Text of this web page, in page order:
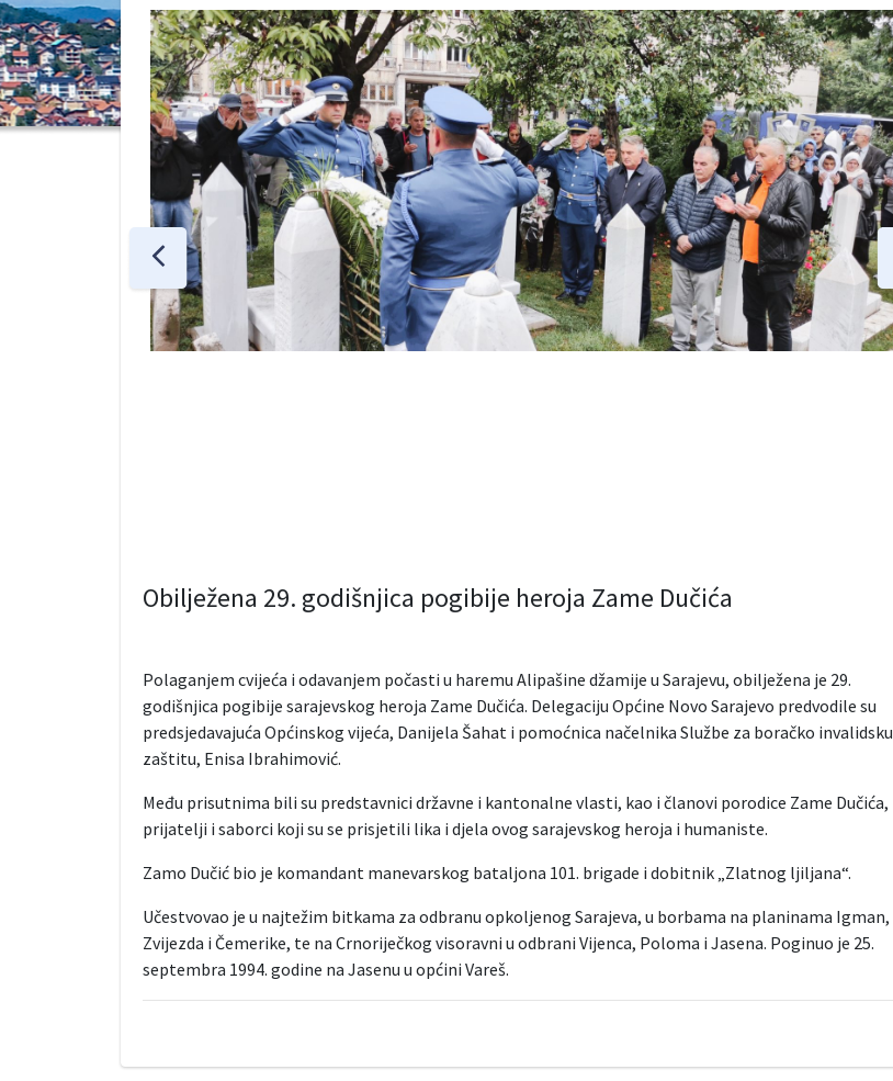
Obilježena 29. godišnjica pogibije heroja Zame Dučića
Polaganjem cvijeća i odavanjem počasti u haremu Alipašine džamije u Sarajevu, obilježena je 29.
godišnjica pogibije sarajevskog heroja Zame Dučića. Delegaciju Općine Novo Sarajevo predvodile su
predsjedavajuća Općinskog vijeća, Danijela Šahat i pomoćnica načelnika Službe za boračko invalidsku
zaštitu, Enisa Ibrahimović.
Među prisutnima bili su predstavnici državne i kantonalne vlasti, kao i članovi porodice Zame Dučića,
prijatelji i saborci koji su se prisjetili lika i djela ovog sarajevskog heroja i humaniste.
Zamo Dučić bio je komandant manevarskog bataljona 101. brigade i dobitnik „Zlatnog ljiljana“.
Učestvovao je u najtežim bitkama za odbranu opkoljenog Sarajeva, u borbama na planinama Igman,
Zvijezda i Čemerike, te na Crnoriječkog visoravni u odbrani Vijenca, Poloma i Jasena. Poginuo je 25.
septembra 1994. godine na Jasenu u općini Vareš.